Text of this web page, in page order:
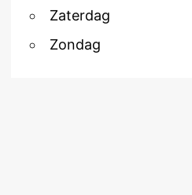
Zaterdag
Zondag